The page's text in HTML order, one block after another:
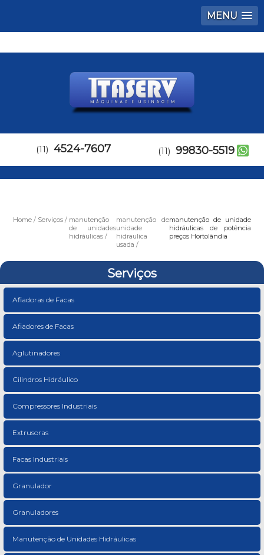
MENU
(11) 4524-7607 (11) 99830-5519
Home Serviços
manutenção
de unidades
hidráulicas
manutenção de
unidade
hidraulica
usada
manutenção de unidade
hidráulicas de potência
preços Hortolândia
Serviços
Afiadoras de Facas
Afiadores de Facas
Aglutinadores
Cilindros Hidráulico
Compressores Industriais
Extrusoras
Facas Industriais
Granulador
Granuladores
Manutenção de Unidades Hidráulicas